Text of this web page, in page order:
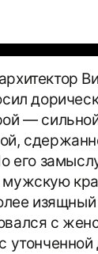
—
его
мужскую
с
утонченной